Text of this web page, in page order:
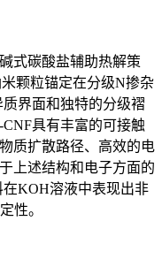
式碳酸盐辅助热解策
颗粒锚定在分级N掺杂
界面和独特的分级褶
具有丰富的可接触
质扩散路径、高效的电
上述结构和电子方面的
KOH溶液中表现出非
性。